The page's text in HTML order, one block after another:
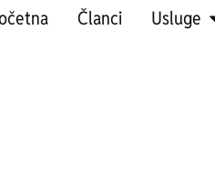
Članci Usluge